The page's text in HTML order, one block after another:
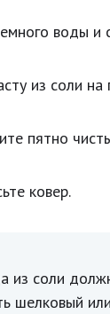
воды и
из соли
пятно
ковер.
из соли
шелковый